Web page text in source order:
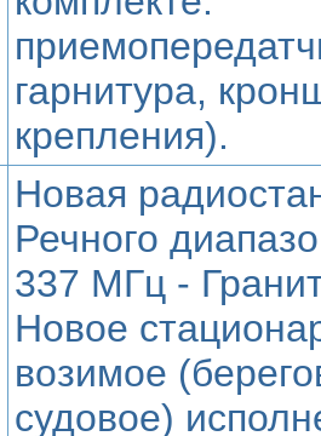
гарнитура,
крепления).
Новая
Речного
337 МГц -
Новое
возимое
судовое)